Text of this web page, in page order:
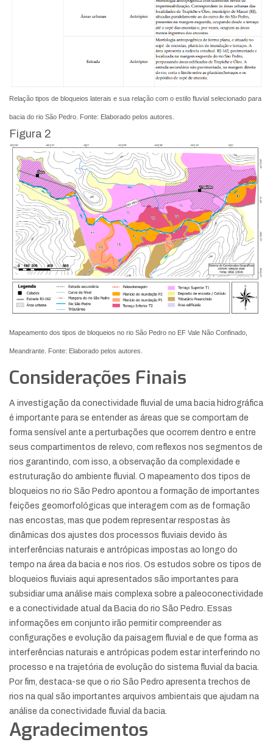
Relação tipos de bloqueios laterais e sua relação com o estilo fluvial selecionado para
bacia do rio São Pedro. Fonte: Elaborado pelos autores.
Figura 2
Mapeamento dos tipos de bloqueios no rio São Pedro no EF Vale Não Confinado,
Meandrante. Fonte: Elaborado pelos autores.
Considerações Finais
A investigação da conectividade fluvial de uma bacia hidrográfica
é importante para se entender as áreas que se comportam de
forma sensível ante a perturbações que ocorrem dentro e entre
seus compartimentos de relevo, com reflexos nos segmentos de
rios garantindo, com isso, a observação da complexidade e
estruturação do ambiente fluvial. O mapeamento dos tipos de
bloqueios no rio São Pedro apontou a formação de importantes
feições geomorfológicas que interagem com as de formação
nas encostas, mas que podem representar respostas às
dinâmicas dos ajustes dos processos fluviais devido às
interferências naturais e antrópicas impostas ao longo do
tempo na área da bacia e nos rios. Os estudos sobre os tipos de
bloqueios fluviais aqui apresentados são importantes para
subsidiar uma análise mais complexa sobre a paleoconectividade
e a conectividade atual da Bacia do rio São Pedro. Essas
informações em conjunto irão permitir compreender as
configurações e evolução da paisagem fluvial e de que forma as
interferências naturais e antrópicas podem estar interferindo no
processo e na trajetória de evolução do sistema fluvial da bacia.
Por fim, destaca-se que o rio São Pedro apresenta trechos de
rios na qual são importantes arquivos ambientais que ajudam na
análise da conectividade fluvial da bacia.
Agradecimentos